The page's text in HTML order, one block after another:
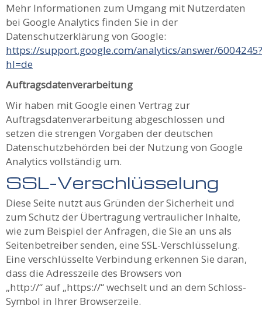
Mehr Informationen zum Umgang mit Nutzerdaten
bei Google Analytics finden Sie in der
Datenschutzerklärung von Google:
https://support.google.com/analytics/answer/6004245?
hl=de
Auftragsdatenverarbeitung
Wir haben mit Google einen Vertrag zur
Auftragsdatenverarbeitung abgeschlossen und
setzen die strengen Vorgaben der deutschen
Datenschutzbehörden bei der Nutzung von Google
Analytics vollständig um.
SSL-Verschlüsselung
Diese Seite nutzt aus Gründen der Sicherheit und
zum Schutz der Übertragung vertraulicher Inhalte,
wie zum Beispiel der Anfragen, die Sie an uns als
Seitenbetreiber senden, eine SSL-Verschlüsselung.
Eine verschlüsselte Verbindung erkennen Sie daran,
dass die Adresszeile des Browsers von
„http://“ auf „https://“ wechselt und an dem Schloss-
Symbol in Ihrer Browserzeile.